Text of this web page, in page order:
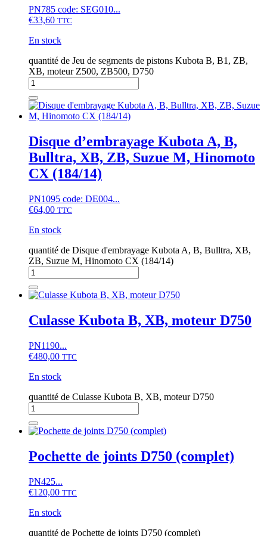
PN785 code: SEG010...
€33,60 TTC
En stock
quantité de Jeu de segments de pistons Kubota B, B1, ZB,
XB, moteur Z500, ZB500, D750
Disque d’embrayage Kubota A, B,
Bulltra, XB, ZB, Suzue M, Hinomoto
CX (184/14)
PN1095 code: DE004...
€64,00 TTC
En stock
quantité de Disque d'embrayage Kubota A, B, Bulltra, XB,
ZB, Suzue M, Hinomoto CX (184/14)
Culasse Kubota B, XB, moteur D750
PN1190...
€480,00 TTC
En stock
quantité de Culasse Kubota B, XB, moteur D750
Pochette de joints D750 (complet)
PN425...
€120,00 TTC
En stock
quantité de Pochette de joints D750 (complet)